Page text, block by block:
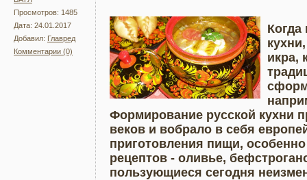
Просмотров: 1485
Дата: 24.01.2017
Добавил: Главред
Комментарии (0)
Подробнее
икра,
Формирование русской кухни
веков и вобрало в себя
приготовления пищи,
рецептов - оливье,
пользующиеся сегодня